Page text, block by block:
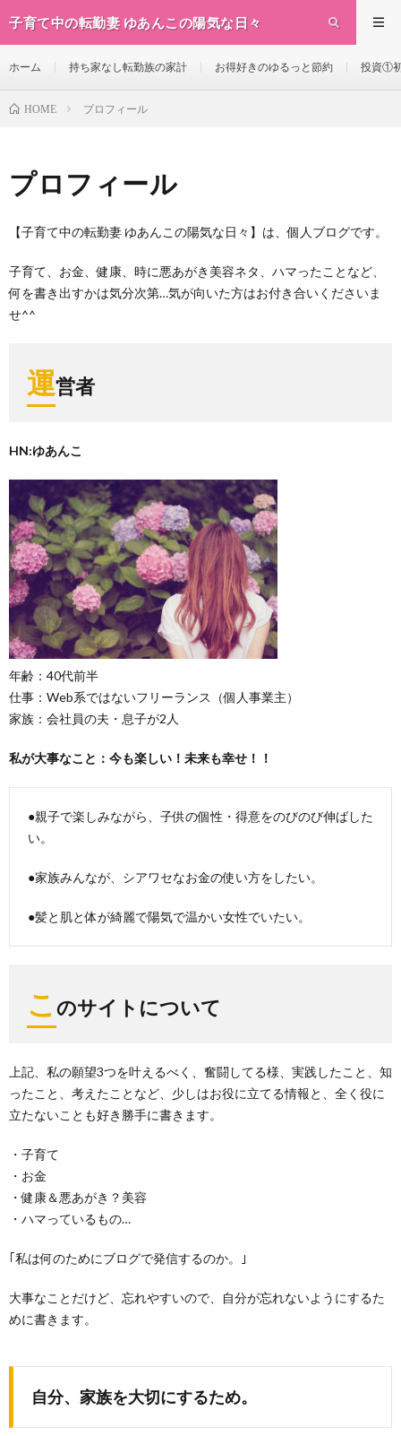
子育て中の転勤妻 ゆあんこの陽気な日々
ホーム 持ち家なし転勤族の家計 お得好きのゆるっと節約 投資①
HOME プロフィール
プロフィール
【子育て中の転勤妻 ゆあんこの陽気な日々】は、個人ブログです。
子育て、お金、健康、時に悪あがき美容ネタ、ハマったことなど、
何を書き出すかは気分次第…気が向いた方はお付き合いくださいま
せ^^
運営者
HN:ゆあんこ
年齢：40代前半
仕事：Web系ではないフリーランス（個人事業主）
家族：会社員の夫・息子が2人
私が大事なこと：今も楽しい！未来も幸せ！！
●親子で楽しみながら、子供の個性・得意をのびのび伸ばした
い。
●家族みんなが、シアワセなお金の使い方をしたい。
●髪と肌と体が綺麗で陽気で温かい女性でいたい。
このサイトについて
上記、私の願望3つを叶えるべく、奮闘してる様、実践したこと、知
ったこと、考えたことなど、少しはお役に立てる情報と、全く役に
立たないことも好き勝手に書きます。
・子育て
・お金
・健康＆悪あがき？美容
・ハマっているもの…
｢私は何のためにブログで発信するのか。｣
大事なことだけど、忘れやすいので、自分が忘れないようにするた
めに書きます。
自分、家族を大切にするため。